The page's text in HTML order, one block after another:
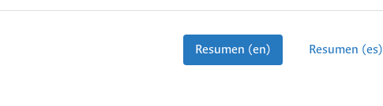
Resumen (en) Resumen (es)